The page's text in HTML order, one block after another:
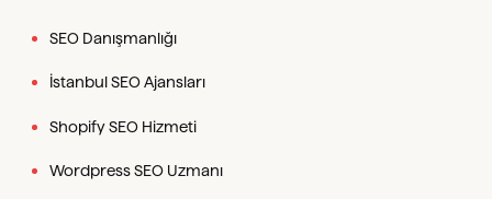
SEO Danışmanlığı
İstanbul SEO Ajansları
Shopify SEO Hizmeti
Wordpress SEO Uzmanı